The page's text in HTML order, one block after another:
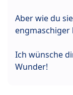
Aber wie du
Ich wünsche
Wunder!